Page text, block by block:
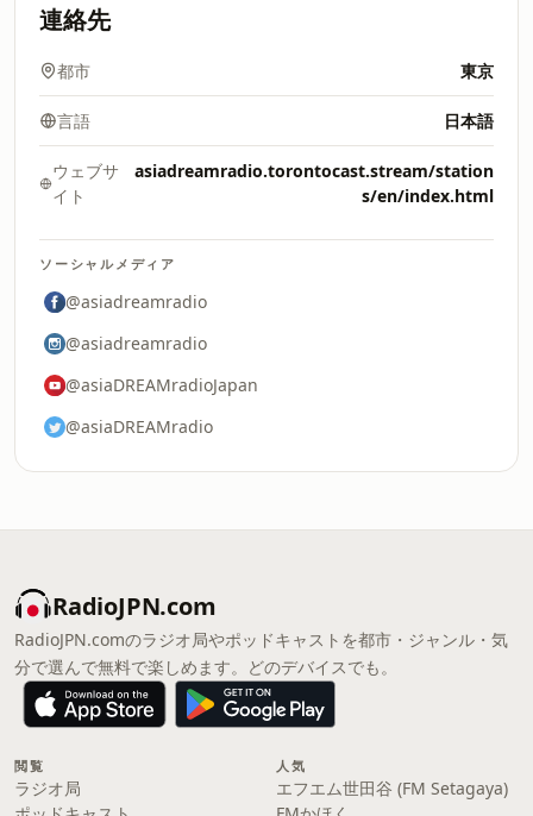
連絡先
都市 東京
言語 日本語
ウェブサ
イト
asiadreamradio.torontocast.stream/station
s/en/index.html
ソーシャルメディア
@asiadreamradio
@asiadreamradio
@asiaDREAMradioJapan
@asiaDREAMradio
RadioJPN.com
RadioJPN.comのラジオ局やポッドキャストを都市・ジャンル・気
分で選んで無料で楽しめます。どのデバイスでも。
閲覧
ラジオ局
人気
エフエム世田谷 (FM Setagaya)